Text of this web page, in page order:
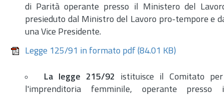
di Parità operante presso il Ministero del
presieduto dal Ministro del Lavoro pro-tempore e
una Vice Presidente.
Legge 125/91 in formato pdf (84.01 KB)
La legge 215/92
istituisce il Comitato per
l'imprenditoria femminile, operante presso